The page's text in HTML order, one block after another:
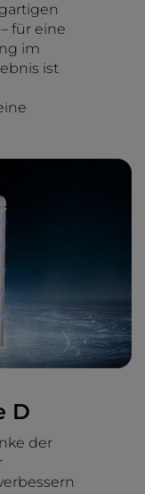
für eine
im
ist
D
der